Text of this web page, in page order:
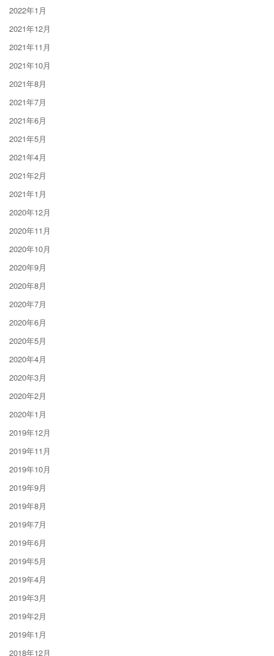
2022年1月
2021年12月
2021年11月
2021年10月
2021年8月
2021年7月
2021年6月
2021年5月
2021年4月
2021年2月
2021年1月
2020年12月
2020年11月
2020年10月
2020年9月
2020年8月
2020年7月
2020年6月
2020年5月
2020年4月
2020年3月
2020年2月
2020年1月
2019年12月
2019年11月
2019年10月
2019年9月
2019年8月
2019年7月
2019年6月
2019年5月
2019年4月
2019年3月
2019年2月
2019年1月
2018年12月